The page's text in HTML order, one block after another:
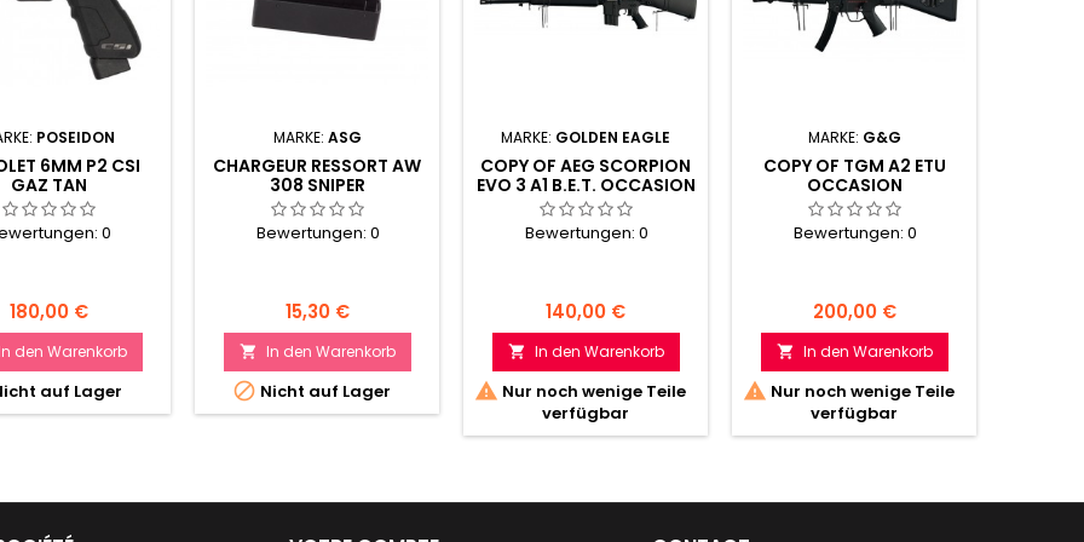
POSEIDON
6MM P2 CSI
GAZ TAN
0
Preis
180,00 €
In den Warenkorb
auf Lager
MARKE: ASG
CHARGEUR RESSORT AW
308 SNIPER
Bewertungen: 0
Preis
15,30 €
 In den Warenkorb
 Nicht auf Lager
MARKE: GOLDEN EAGLE
COPY OF AEG SCORPION
EVO 3 A1 B.E.T. OCCASION
Bewertungen: 0
Preis
140,00 €
 In den Warenkorb
 Nur noch wenige Teile
verfügbar
MARKE: G&G
COPY OF TGM A2 ETU
OCCASION
Bewertungen: 0
Preis
200,00 €
 In den Warenkorb
 Nur noch wenige Teile
verfügbar